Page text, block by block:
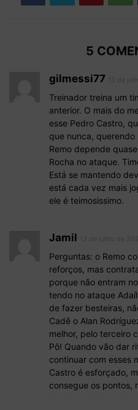
5
gilmessi77
Treinador treina um
anterior. O mais do
esse Pedro Castro,
que nunca,
Remo depende
Rocha no ataque.
Está se mantendo
está cada vez mais
ele é teimosissimo.
Jamil
Perguntas: o Remo
reforços, mas
porque não entram
tendo no ataque
de fazer besteiras,
Cadê o Alan
melhor, pelo terceiro
Pô! Quando vão dar
continuar com esses
Castro é esforçado,
consegue os pontos,